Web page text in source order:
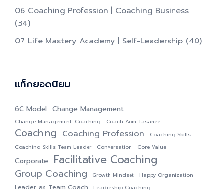
06 Coaching Profession | Coaching Business
(34)
07 Life Mastery Academy | Self-Leadership (40)
แท็กยอดนิยม
6C Model Change Management
Change Management. Coaching Coach Aom Tasanee
Coaching Coaching Profession
Coaching Skills
Coaching Skills Team Leader
Conversation Core Value
Corporate Facilitative Coaching
Group Coaching Growth Mindset Happy Organization
Leader as Team Coach Leadership Coaching